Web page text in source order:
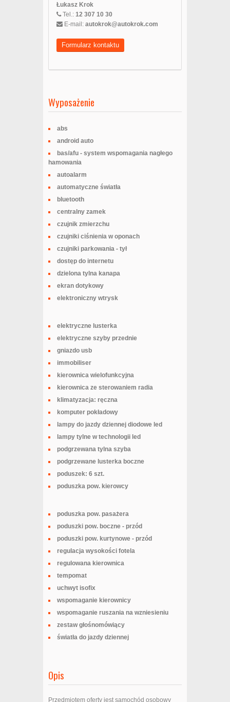
Łukasz Krok
Tel.: 12 307 10 30
E-mail: autokrok@autokrok.com
Formularz kontaktu
Wyposażenie
abs
android auto
bas/afu - system wspomagania nagłego
hamowania
autoalarm
automatyczne światła
bluetooth
centralny zamek
czujnik zmierzchu
czujniki ciśnienia w oponach
czujniki parkowania - tył
dostęp do internetu
dzielona tylna kanapa
ekran dotykowy
elektroniczny wtrysk
elektryczne lusterka
elektryczne szyby przednie
gniazdo usb
immobiliser
kierownica wielofunkcyjna
kierownica ze sterowaniem radia
klimatyzacja: ręczna
komputer pokładowy
lampy do jazdy dziennej diodowe led
lampy tylne w technologii led
podgrzewana tylna szyba
podgrzewane lusterka boczne
poduszek: 6 szt.
poduszka pow. kierowcy
poduszka pow. pasażera
poduszki pow. boczne - przód
poduszki pow. kurtynowe - przód
regulacja wysokości fotela
regulowana kierownica
tempomat
uchwyt isofix
wspomaganie kierownicy
wspomaganie ruszania na wzniesieniu
zestaw głośnomówiący
światła do jazdy dziennej
Opis
Przedmiotem oferty jest samochód osobowy